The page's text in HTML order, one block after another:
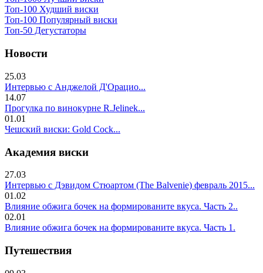
Топ-100 Худший виски
Топ-100 Популярный виски
Топ-50 Дегустаторы
Новости
25.03
Интервью с Анджелой Д'Орацио...
14.07
Прогулка по винокурне R.Jelinek...
01.01
Чешский виски: Gold Cock...
Академия виски
27.03
Интервью с Дэвидом Стюартом (The Balvenie) февраль 2015...
01.02
Влияние обжига бочек на формированите вкуса. Часть 2..
02.01
Влияние обжига бочек на формированите вкуса. Часть 1.
Путешествия